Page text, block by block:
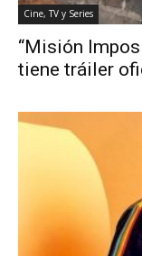
Cine, TV y Series
“Misión
tiene tráiler